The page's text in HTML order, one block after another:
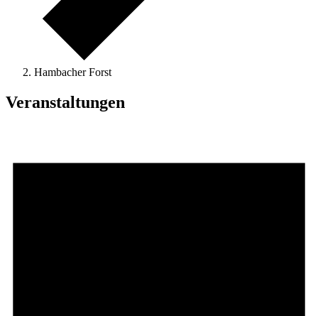
Hambacher Forst
Veranstaltungen